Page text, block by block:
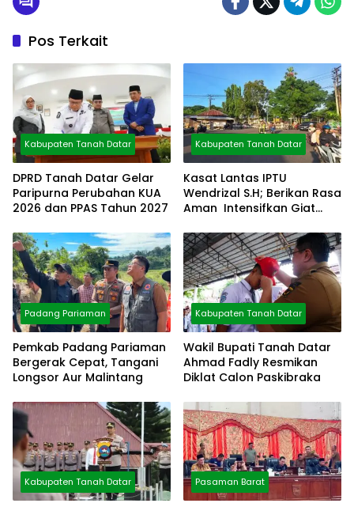
Pos Terkait
Kabupaten Tanah Datar
DPRD Tanah Datar Gelar
Paripurna Perubahan KUA
2026 dan PPAS Tahun 2027
Kabupaten Tanah Datar
Kasat Lantas IPTU
Wendrizal S.H; Berikan Rasa
Aman Intensifkan Giat
Padang Pariaman
Pemkab Padang Pariaman
Bergerak Cepat, Tangani
Longsor Aur Malintang
Kabupaten Tanah Datar
Wakil Bupati Tanah Datar
Ahmad Fadly Resmikan
Diklat Calon Paskibraka
Kabupaten Tanah Datar Pasaman Barat